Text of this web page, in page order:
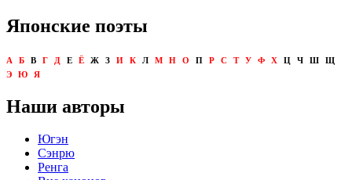
Японские поэты
А Б В Г Д Е Ё Ж З И К Л М Н О П Р С Т У Ф Х Ц Ч Ш
Щ
Э
Ю Я
Наши авторы
Югэн
Сэнрю
Ренга